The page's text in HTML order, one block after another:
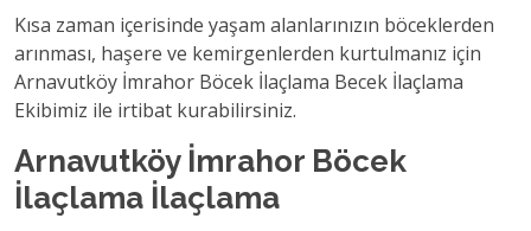
Kısa zaman içerisinde yaşam alanlarınızın böceklerden
arınması, haşere ve kemirgenlerden kurtulmanız için
Arnavutköy İmrahor Böcek İlaçlama Becek İlaçlama
Ekibimiz ile irtibat kurabilirsiniz.
Arnavutköy İmrahor Böcek
İlaçlama İlaçlama